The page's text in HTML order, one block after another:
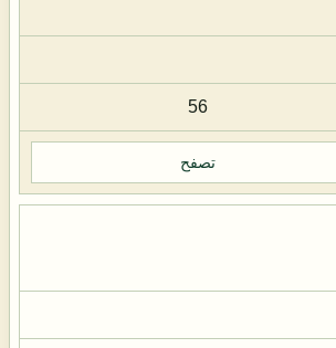
56
تصفح